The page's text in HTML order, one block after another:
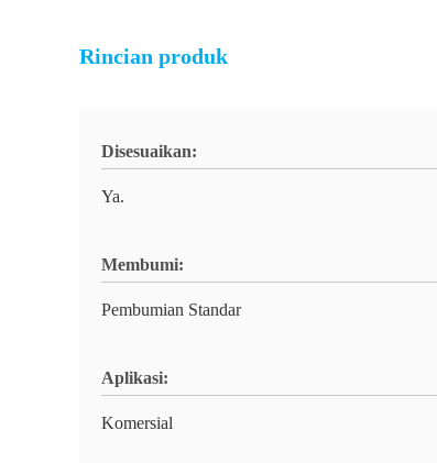
Rincian produk
Disesuaikan:
Ya.
Membumi:
Pembumian Standar
Aplikasi:
Komersial